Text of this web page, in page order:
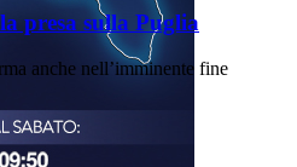
presa sulla Puglia
anche nell’imminente fine